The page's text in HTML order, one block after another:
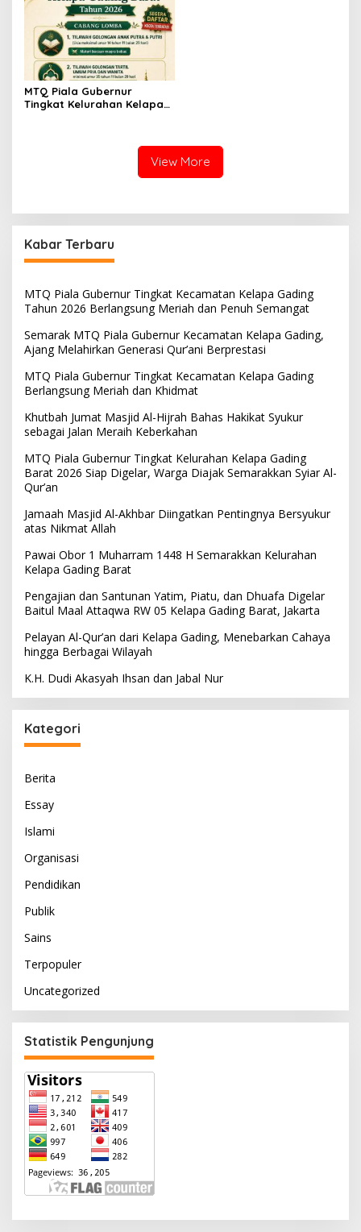
MTQ Piala Gubernur
Tingkat Kelurahan Kelapa
View More
Kabar Terbaru
MTQ Piala Gubernur Tingkat Kecamatan Kelapa Gading
Tahun 2026 Berlangsung Meriah dan Penuh Semangat
Semarak MTQ Piala Gubernur Kecamatan Kelapa Gading,
Ajang Melahirkan Generasi Qur’ani Berprestasi
MTQ Piala Gubernur Tingkat Kecamatan Kelapa Gading
Berlangsung Meriah dan Khidmat
Khutbah Jumat Masjid Al-Hijrah Bahas Hakikat Syukur
sebagai Jalan Meraih Keberkahan
MTQ Piala Gubernur Tingkat Kelurahan Kelapa Gading
Barat 2026 Siap Digelar, Warga Diajak Semarakkan Syiar Al-
Qur’an
Jamaah Masjid Al-Akhbar Diingatkan Pentingnya Bersyukur
atas Nikmat Allah
Pawai Obor 1 Muharram 1448 H Semarakkan Kelurahan
Kelapa Gading Barat
Pengajian dan Santunan Yatim, Piatu, dan Dhuafa Digelar
Baitul Maal Attaqwa RW 05 Kelapa Gading Barat, Jakarta
Pelayan Al-Qur’an dari Kelapa Gading, Menebarkan Cahaya
hingga Berbagai Wilayah
K.H. Dudi Akasyah Ihsan dan Jabal Nur
Kategori
Berita
Essay
Islami
Organisasi
Pendidikan
Publik
Sains
Terpopuler
Uncategorized
Statistik Pengunjung